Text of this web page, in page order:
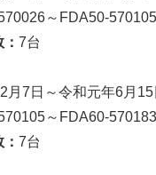
～FDA50-570105
7台
月7日～令和元年6月15
～FDA60-570183
7台